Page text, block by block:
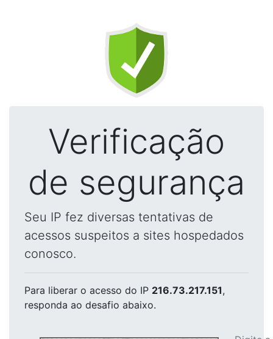
Verificação
de segurança
Seu IP fez diversas tentativas de
acessos suspeitos a sites hospedados
conosco.
Para liberar o acesso do IP 216.73.217.151,
responda ao desafio abaixo.